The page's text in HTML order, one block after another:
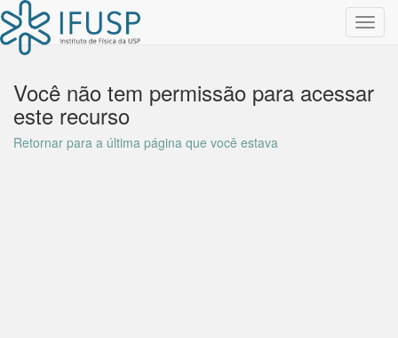
Você não tem permissão para acessar
este recurso
Retornar para a última página que você estava